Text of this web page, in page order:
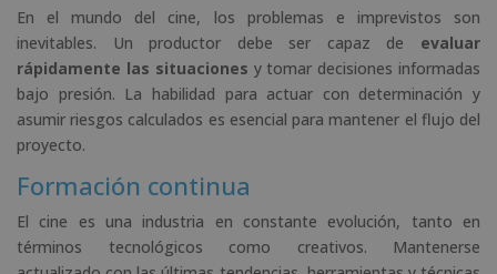
En el mundo del cine, los problemas e imprevistos son
inevitables. Un productor debe ser capaz de evaluar
rápidamente las situaciones y tomar decisiones informadas
bajo presión. La habilidad para actuar con determinación y
asumir riesgos calculados es esencial para mantener el flujo del
proyecto.
Formación continua
El cine es una industria en constante evolución, tanto en
términos tecnológicos como creativos. Mantenerse